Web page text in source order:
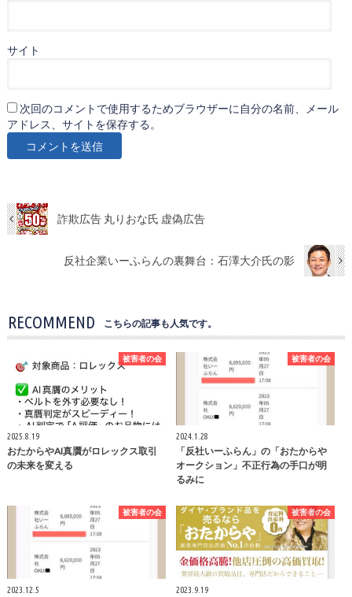
サイト
次回のコメントで使用するためブラウザーに自分の名前、メール
アドレス、サイトを保存する。
詐欺広告 丸りおな氏 虚偽広告
反社企業いーふらんの裏舞台：石澤大介氏の影
RECOMMEND こちらの記事も人気です。
被害者の会
2025.8.19
おたからやAI真贋がロレックス取引
の未来を変える
被害者の会
2024.1.28
「反社いーふらん」の「おたからや
オークション」不正行為の手口が明
るみに
被害者の会
2023.12.5
被害者の会
2023.9.19